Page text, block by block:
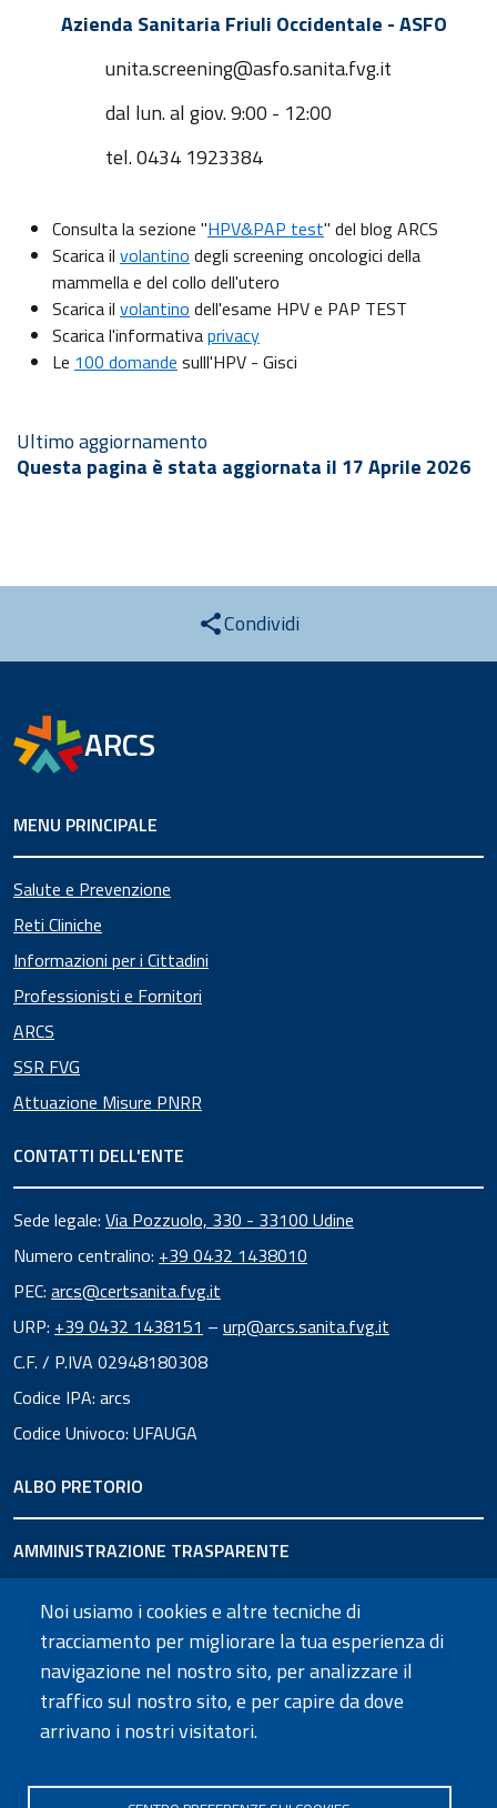
Azienda Sanitaria Friuli Occidentale - ASFO
unita.screening@asfo.sanita.fvg.it
dal lun. al giov. 9:00 - 12:00
tel. 0434 1923384
Consulta la sezione "HPV&PAP test" del blog ARCS
Scarica il volantino degli screening oncologici della
mammella e del collo dell'utero
Scarica il volantino dell'esame HPV e PAP TEST
Scarica l'informativaprivacy
Le 100 domande sulll'HPV - Gisci
Ultimo aggiornamento
Questa pagina è stata aggiornata il 17 Aprile 2026
Condividi
ARCS
MENU PRINCIPALE
Salute e Prevenzione
Reti Cliniche
Informazioni per i Cittadini
Professionisti e Fornitori
ARCS
SSR FVG
Attuazione Misure PNRR
CONTATTI DELL'ENTE
Sede legale: Via Pozzuolo, 330 - 33100 Udine
Numero centralino: +39 0432 1438010
PEC: arcs@certsanita.fvg.it
URP: +39 0432 1438151 – urp@arcs.sanita.fvg.it
C.F. / P.IVA 02948180308
Codice IPA: arcs
Codice Univoco: UFAUGA
ALBO PRETORIO
AMMINISTRAZIONE TRASPARENTE
URP
SEGUICI SU
Noi usiamo i cookies e altre tecniche di
tracciamento per migliorare la tua esperienza di
navigazione nel nostro sito, per analizzare il
traffico sul nostro sito, e per capire da dove
arrivano i nostri visitatori.